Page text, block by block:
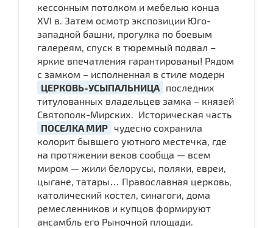
кессонным потолком и мебелью конца
XVI в. Затем осмотр экспозиции Юго-
западной башни, прогулка по боевым
галереям, спуск в тюремный подвал –
яркие впечатления гарантированы! Рядом
с замком – исполненная в стиле модерн
ЦЕРКОВЬ-УСЫПАЛЬНИЦА последних
титулованных владельцев замка – князей
Святополк-Мирских. Историческая часть
ПОСЕЛКА МИР чудесно сохранила
колорит бывшего уютного местечка, где
на протяжении веков сообща — всем
миром — жили белорусы, поляки, евреи,
цыгане, татары… Православная церковь,
католический костел, синагоги, дома
ремесленников и купцов формируют
ансамбль его Рыночной площади.